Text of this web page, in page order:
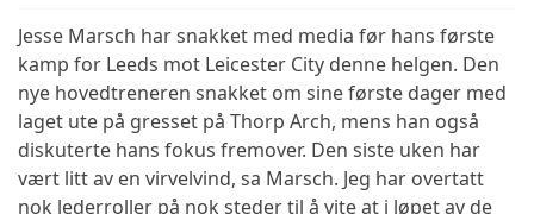
Jesse Marsch har snakket med media før hans første
kamp for Leeds mot Leicester City denne helgen. Den
nye hovedtreneren snakket om sine første dager med
laget ute på gresset på Thorp Arch, mens han også
diskuterte hans fokus fremover. Den siste uken har
vært litt av en virvelvind, sa Marsch. Jeg har overtatt
nok lederroller på nok steder til å vite at i løpet av de